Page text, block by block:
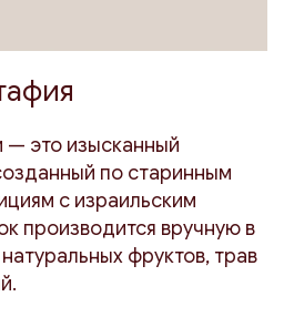
— это изысканный
по старинным
с израильским
производится вручную в
фруктов, трав